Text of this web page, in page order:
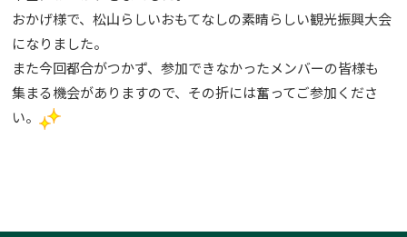
おかげ様で、松山らしいおもてなしの素晴らしい観光振興大会
になりました。
また今回都合がつかず、参加できなかったメンバーの皆様も
集まる機会がありますので、その折には奮ってご参加くださ
い。